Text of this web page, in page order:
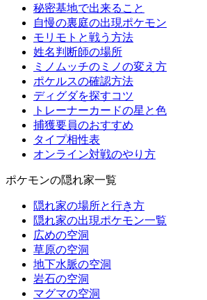
秘密基地で出来ること
自慢の裏庭の出現ポケモン
モリモトと戦う方法
姓名判断師の場所
ミノムッチのミノの変え方
ポケルスの確認方法
ディグダを探すコツ
トレーナーカードの星と色
捕獲要員のおすすめ
タイプ相性表
オンライン対戦のやり方
ポケモンの隠れ家一覧
隠れ家の場所と行き方
隠れ家の出現ポケモン一覧
広めの空洞
草原の空洞
地下水脈の空洞
岩石の空洞
マグマの空洞